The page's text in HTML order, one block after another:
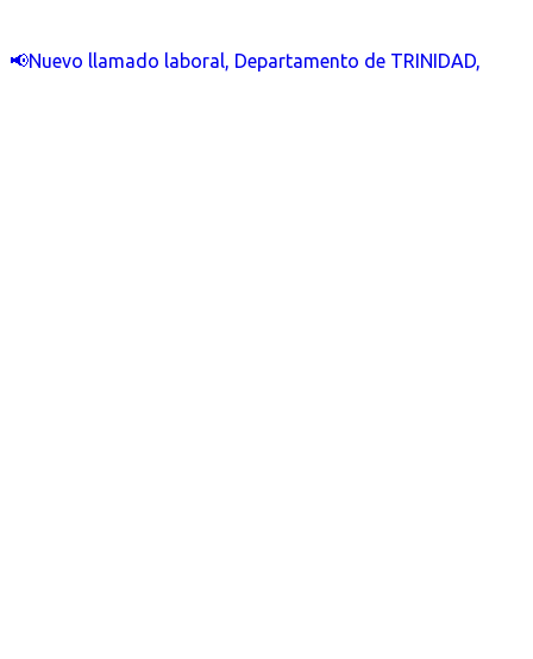
📢Nuevo llamado laboral, Departamento de TRINIDAD,